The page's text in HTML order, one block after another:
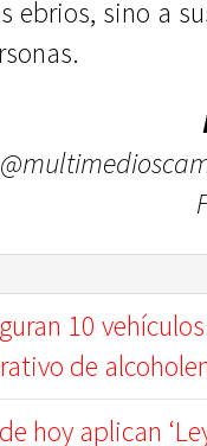
ebrios, sino a
10
de
hoy aplican